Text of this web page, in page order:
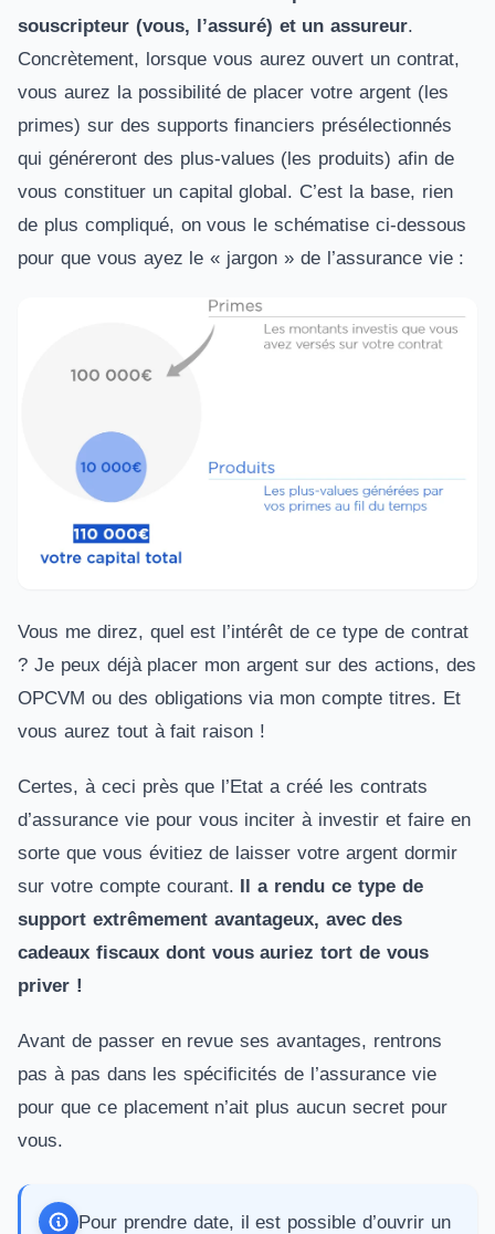
souscripteur (vous, l’assuré) et un assureur.
Concrètement, lorsque vous aurez ouvert un contrat,
vous aurez la possibilité de placer votre argent (les
primes) sur des supports financiers présélectionnés
qui généreront des plus-values (les produits) afin de
vous constituer un capital global. C’est la base, rien
de plus compliqué, on vous le schématise ci-dessous
pour que vous ayez le « jargon » de l’assurance vie :
Vous me direz, quel est l’intérêt de ce type de contrat
? Je peux déjà placer mon argent sur des actions, des
OPCVM ou des obligations via mon compte titres. Et
vous aurez tout à fait raison !
Certes, à ceci près que l’Etat a créé les contrats
d’assurance vie pour vous inciter à investir et faire en
sorte que vous évitiez de laisser votre argent dormir
sur votre compte courant. Il a rendu ce type de
support extrêmement avantageux, avec des
cadeaux fiscaux dont vous auriez tort de vous
priver !
Avant de passer en revue ses avantages, rentrons
pas à pas dans les spécificités de l’assurance vie
pour que ce placement n’ait plus aucun secret pour
vous.
Pour prendre date, il est possible d’ouvrir un